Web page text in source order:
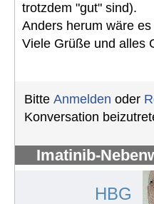
trotzdem "gut" sind).
Anders herum wäre
Viele Grüße und alles
Bitte Anmelden oder
Konversation
Imatinib-
HBG